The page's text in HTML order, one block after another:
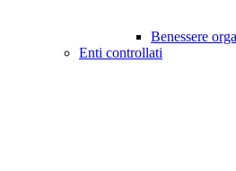
Benessere
Enti controllati